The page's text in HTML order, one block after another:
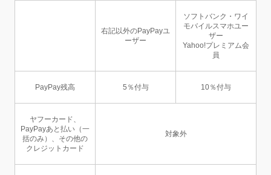
右記以外のPayPayユ
ーザー
ソフトバンク・ワイ
モバイルスマホユー
ザー
Yahoo!プレミアム会
員
PayPay残高 5％付与 10％付与
ヤフーカード、
PayPayあと払い（一
括のみ）、その他の
クレジットカード
対象外